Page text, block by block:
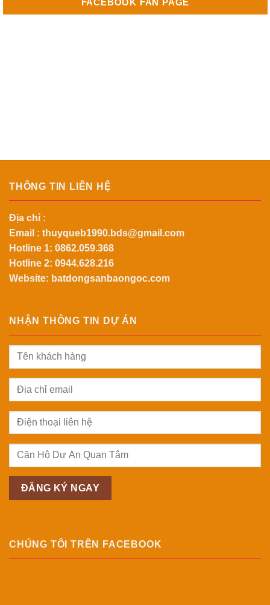
THÔNG TIN LIÊN HỆ
Địa chỉ :
Email : thuyqueb1990.bds@gmail.com
Hotline 1: 0862.059.368
Hotline 2: 0944.628.216
Website: batdongsanbaongoc.com
NHẬN THÔNG TIN DỰ ÁN
CHÚNG TÔI TRÊN FACEBOOK